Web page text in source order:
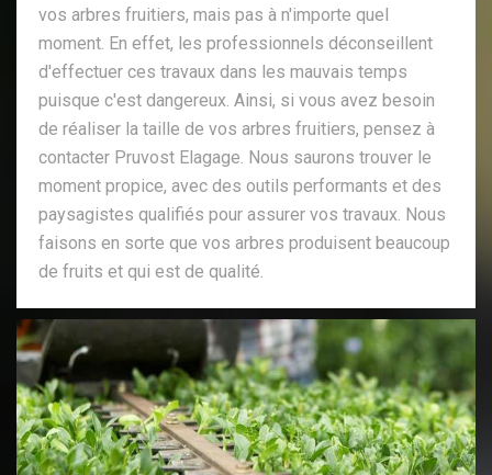
vos arbres fruitiers, mais pas à n'importe quel
moment. En effet, les professionnels déconseillent
d'effectuer ces travaux dans les mauvais temps
puisque c'est dangereux. Ainsi, si vous avez besoin
de réaliser la taille de vos arbres fruitiers, pensez à
contacter Pruvost Elagage. Nous saurons trouver le
moment propice, avec des outils performants et des
paysagistes qualifiés pour assurer vos travaux. Nous
faisons en sorte que vos arbres produisent beaucoup
de fruits et qui est de qualité.